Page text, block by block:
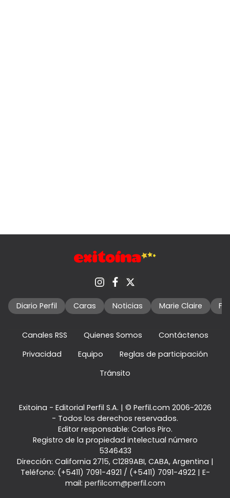
Diario Perfil Caras Noticias Marie Claire
Canales RSS Quienes Somos
Contáctenos
Privacidad
Equipo
Reglas de participación
Tránsito
Exitoina - Editorial Perfil S.A. | © Perfil.com 2006-2026
- Todos los derechos reservados.
Editor responsable: Carlos Piro.
Registro de la propiedad intelectual número
5346433
Dirección: California 2715, C1289ABI, CABA, Argentina |
Teléfono: (+5411) 7091-4921 / (+5411) 7091-4922| E-
mail: perfilcom@perfil.com